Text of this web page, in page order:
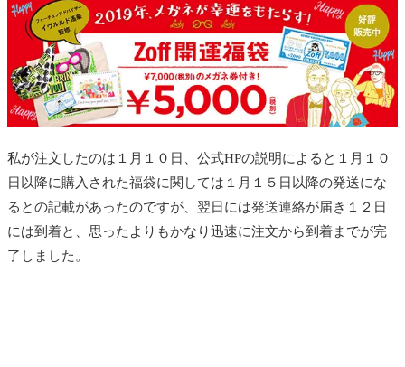
私が注文したのは１月１０日、公式HPの説明によると１月１０
日以降に購入された福袋に関しては１月１５日以降の発送にな
るとの記載があったのですが、翌日には発送連絡が届き１２日
には到着と、思ったよりもかなり迅速に注文から到着までが完
了しました。